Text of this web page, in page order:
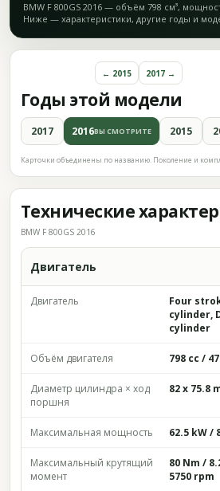
BMW F 800GS 2016 — объём 798 см³,
Ниже — характеристики, другие годы и
Годы этой модели
← 2015 2017 →
2017 2016ВЫ СМОТРИТЕ 2015
Карточки объединены по названию. Поколение и
Технические
BMW F 800GS 2016
Двигатель
Двигатель
Four
cylinder,
cylinder
Объём двигателя 798 cc /
Диаметр цилиндра × ход
поршня
82 x 75.8
Максимальная мощность 62.5 kW /
Максимальный крутящий
момент
80 Nm /
5750 rpm